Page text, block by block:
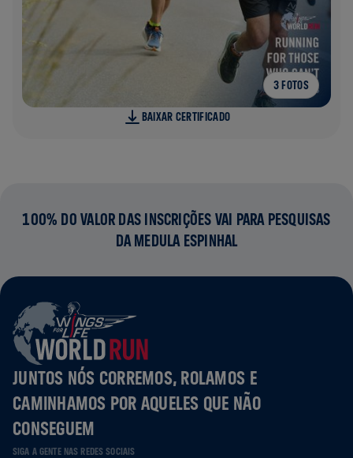
3 FOTOS
BAIXAR CERTIFICADO
100% DO VALOR DAS INSCRIÇÕES VAI PARA PESQUISAS
DA MEDULA ESPINHAL
JUNTOS NÓS CORREMOS, ROLAMOS E
CAMINHAMOS POR AQUELES QUE NÃO
CONSEGUEM
SIGA A GENTE NAS REDES SOCIAIS